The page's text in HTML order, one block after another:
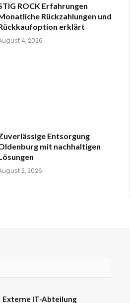
ROCK Erfahrungen
Rückzahlungen und
erklärt
4, 2026
Entsorgung
mit nachhaltigen
2, 2026
Externe IT-Abteilung